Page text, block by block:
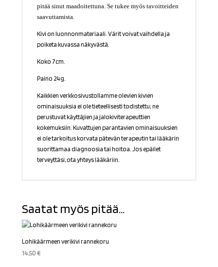
pitää sinut maadoitettuna. Se tukee myös tavoitteiden
saavuttamista.
Kivi on luonnonmateriaali. Värit voivat vaihdella ja
poiketa kuvassa näkyvästä.
Koko 7cm.
Paino 24g.
Kaikkien verkkosivustollamme olevien kivien
ominaisuuksia ei ole tieteellisesti todistettu; ne
perustuvat käyttäjien ja jalokiviterapeuttien
kokemuksiin. Kuvattujen parantavien ominaisuuksien
ei ole tarkoitus korvata pätevän terapeutin tai lääkärin
suorittamaa diagnoosia tai hoitoa. Jos epäilet
terveyttäsi, ota yhteys lääkäriin.
Saatat myös pitää...
Lohikäärmeen verikivi rannekoru
14,50€